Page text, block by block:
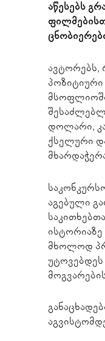
აწესებს
დოლარი,
ქსელური
აგებული
ისტორიაზე
მხოლოდ
უტოვებდეს